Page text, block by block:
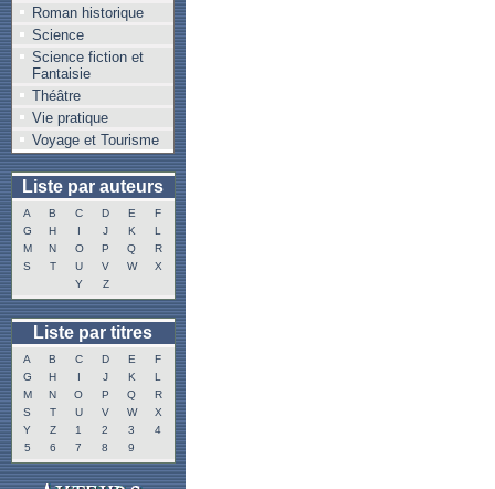
Roman historique
Science
Science fiction et
Fantaisie
Théâtre
Vie pratique
Voyage et Tourisme
Liste par auteurs
A B C D E
F
G
H I J K
L
M
N O P Q
R
S
T U V W
X
Y
Z
Liste par titres
A B C D E
F
G
H I J K
L
M
N O P Q
R
S
T U V W
X
Y
Z 1 2 3
4
5
6 7 8 9